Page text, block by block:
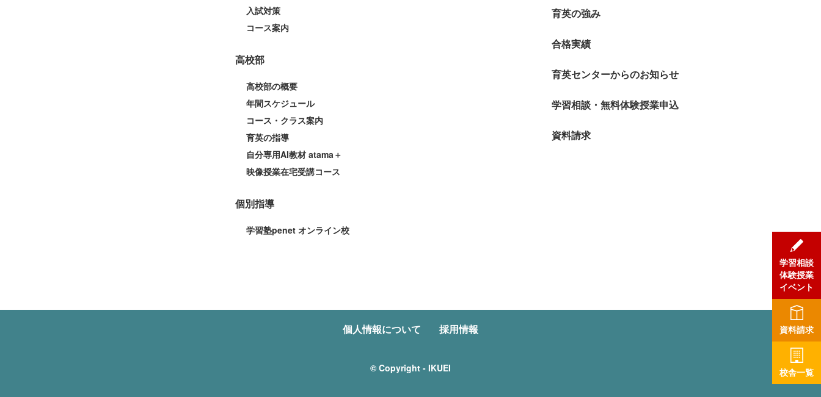
入試対策
コース案内
高校部
高校部の概要
年間スケジュール
コース・クラス案内
育英の指導
自分専用AI教材 atama＋
映像授業在宅受講コース
個別指導
学習塾penet オンライン校
育英の強み
合格実績
育英センターからのお知らせ
学習相談・無料体験授業申込
資料請求
個人情報について 採用情報
© Copyright - IKUEI
学習相談
体験授業
イベント
資料請求
校舎一覧